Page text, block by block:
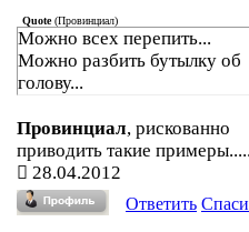
Quote(Провинциал)
Можно всех перепить...
Можно разбить бутылку об
голову...
Провинциал, рискованно
приводить такие
28.04.2012
Ответить